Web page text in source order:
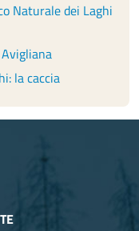
Naturale dei Laghi
la caccia